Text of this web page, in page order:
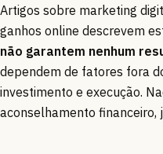
Artigos sobre marketing
ganhos online descrevem
não garantem nenhum
dependem de fatores fora
investimento e execução.
aconselhamento financeiro,